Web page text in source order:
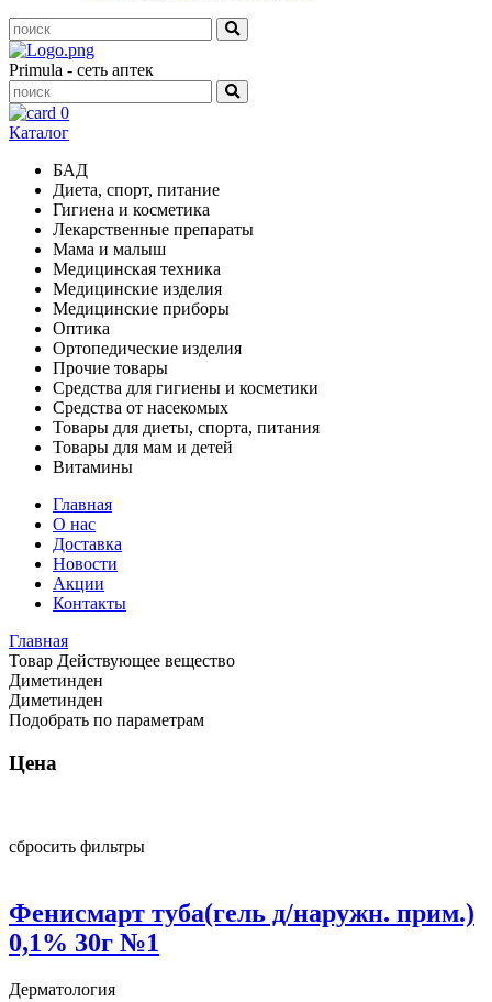
Primula - сеть аптек
0
Каталог
БАД
Диета, спорт, питание
Гигиена и косметика
Лекарственные препараты
Мама и малыш
Медицинская техника
Медицинские изделия
Медицинские приборы
Оптика
Ортопедические изделия
Прочие товары
Средства для гигиены и косметики
Средства от насекомых
Товары для диеты, спорта, питания
Товары для мам и детей
Витамины
Главная
О нас
Доставка
Новости
Акции
Контакты
Главная
Товар Действующее вещество
Диметинден
Диметинден
Подобрать по параметрам
Цена
сбросить фильтры
Фенисмарт туба(гель д/наружн. прим.)
0,1% 30г №1
Дерматология